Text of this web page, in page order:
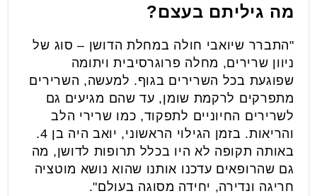
מה גיליתם בעצם?
"התברר שיואבי חולה במחלת הדושן – סוג של
ניוון שרירים, מחלה פרוגרסיבית ויתומה
שפוגעת בכל השרירים בגוף. למעשה, השרירים
מתפרקים לרקמת שומן, עד שהם מגיעים גם
לשרירים החיוניים לתפקוד, כמו שרירי הלב
והריאות. בזמן הגילוי הראשוני, יואב היה בן 4.
באותה תקופה לא היו בכלל תרופות לדושן, מה
גם שהרופאים עדכנו אותנו שהוא נושא מוטציה
חריגה ונדירה, יחידה מסוגה בעולם".